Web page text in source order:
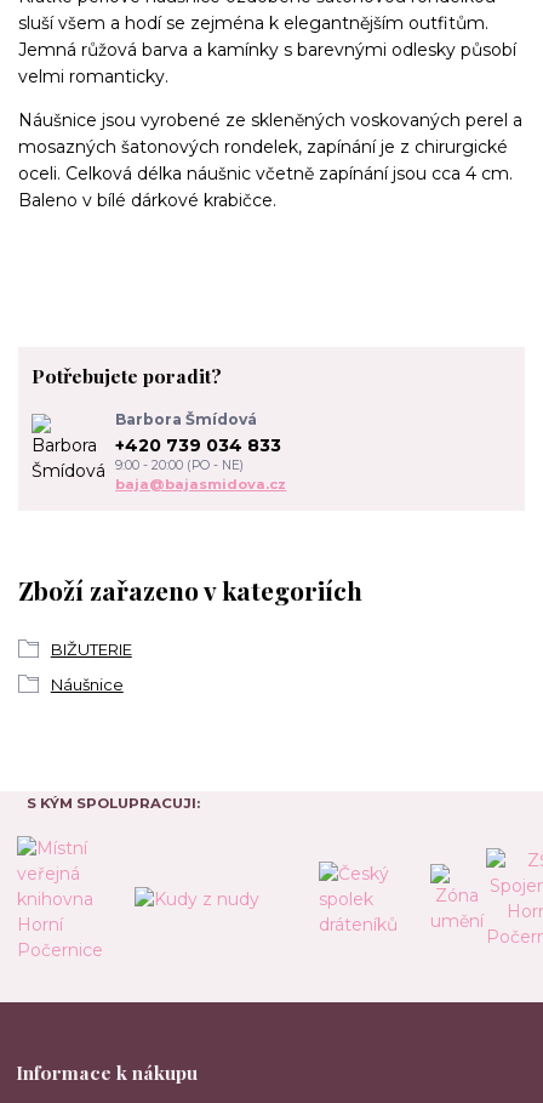
sluší všem a hodí se zejména k elegantnějším outfitům.
Jemná růžová barva a kamínky s barevnými odlesky působí
velmi romanticky.
Náušnice jsou vyrobené ze skleněných voskovaných perel a
mosazných šatonových rondelek, zapínání je z chirurgické
oceli. Celková délka náušnic včetně zapínání jsou cca 4 cm.
Baleno v bílé dárkové krabičce.
Zboží zařazeno v kategoriích
BIŽUTERIE
Náušnice
Potřebujete poradit?
Barbora Šmídová
+420 739 034 833
9:00 - 20:00 (PO - NE)
baja@bajasmidova.cz
S KÝM SPOLUPRACUJI:
Informace k nákupu